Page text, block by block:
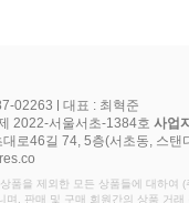
02263
대표 : 최혁준
2022-서울서초-1384호 사업
로46길 74, 5층(서초동, 스탠
품을 제외한 모든 상품들에 대하여 (
며, 판매 및 구매 회원간의 상품 거래